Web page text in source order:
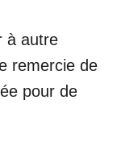
à autre
remercie de
pour de